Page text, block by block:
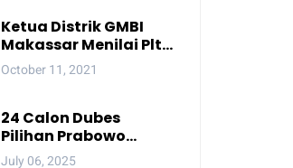
Ketua Distrik GMBI
Makassar Menilai Plt.
Kasatpol PP
Makassar Melanggar
October 11, 2021
24 Calon Dubes
Pilihan Prabowo
Jalani Uji Kelayakan
July 06, 2025